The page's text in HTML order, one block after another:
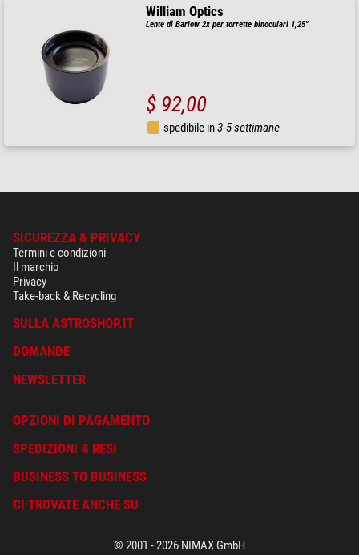
William Optics
Lente di Barlow 2x per torrette binoculari 1,25"
$ 92,00
spedibile in3-5 settimane
SICUREZZA & PRIVACY
Termini e condizioni
Il marchio
Privacy
Take-back & Recycling
SULLA ASTROSHOP.IT
DOMANDE
NEWSLETTER
OPZIONI DI PAGAMENTO
SPEDIZIONI & RESI
BUSINESS TO BUSINESS
CI TROVATE ANCHE SU
© 2001 - 2026 NIMAX GmbH